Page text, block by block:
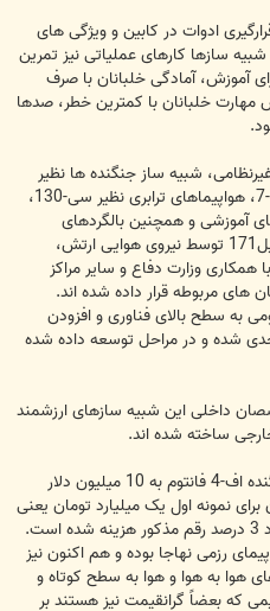
ادوات در کابین و ویژگی های
سازها کارهای عملیاتی نیز تمرین
آموزش، آمادگی خلبانان با صرف
خلبانان با کمترین خطر، صدها
شبیه ساز جنگنده ها نظیر
اف-14، اف-4، میگ-29، سوخو-24، اف-7، هواپیماهای ترابری نظیر سی-130،
هواپیماهای آموزشی و همچنین بالگردهای
مختلفی نظیر بل-206، 214، کبری و میل171 توسط نیروی هوایی ارتش،
وزارت دفاع و سایر مراکز
مربوطه قرار داده شده اند.
به سطح بالای فناوری و افزودن
شده و در مراحل توسعه داده شده
داخلی این شبیه سازهای ارزشمند
ساخته شده اند.
به عنوان مثال خرید شبیه ساز برای جنگنده اف-4 فانتوم به 10 میلیون دلار
نمونه اول یک میلیارد تومان یعنی
حدود 10 درصد و برای نمونه بعدی حدود 3 درصد رقم مذکور هزینه شده است.
هواپیمای رزمی نهاجا بوده و هم اکنون نیز
هوا به هوا و هوا به سطح کوتاه و
که بعضاً گرانقیمت نیز هستند بر